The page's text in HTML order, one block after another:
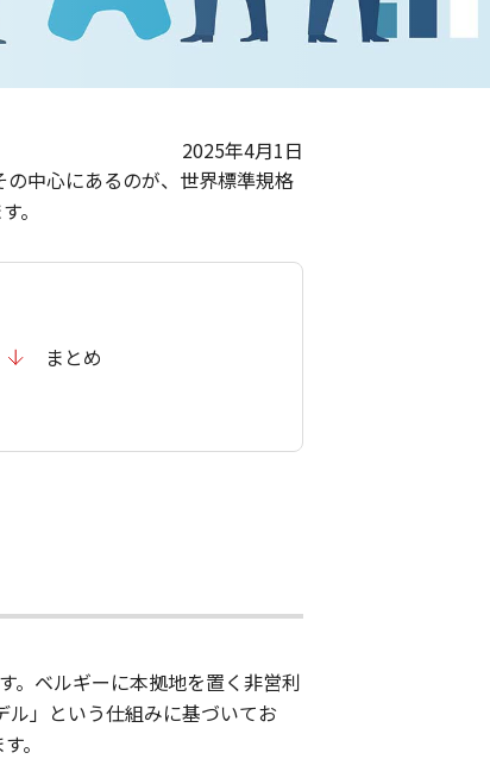
2025年4月1日
中心にあるのが、世界標準規格
。
まとめ
。ベルギーに本拠地を置く非営利
」という仕組みに基づいてお
。